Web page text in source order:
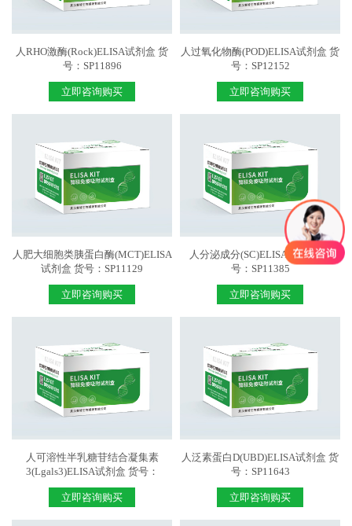
人RHO激酶(Rock)ELISA试剂盒 货
号：SP11896
立即咨询购买
人过氧化物酶(POD)ELISA试剂盒 货
号：SP12152
立即咨询购买
人肥大细胞类胰蛋白酶(MCT)ELISA
试剂盒 货号：SP11129
立即咨询购买
人分泌成分(SC)ELISA试剂盒 货
号：SP11385
立即咨询购买
人可溶性半乳糖苷结合凝集素
3(Lgals3)ELISA试剂盒 货号：
立即咨询购买
人泛素蛋白D(UBD)ELISA试剂盒 货
号：SP11643
立即咨询购买